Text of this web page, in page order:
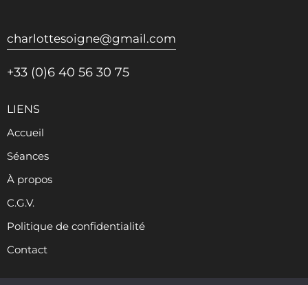
charlottesoigne@gmail.com
+33 (0)6 40 56 30 75
LIENS
Accueil
Séances
À propos
C.G.V.
Politique de confidentialité
Contact